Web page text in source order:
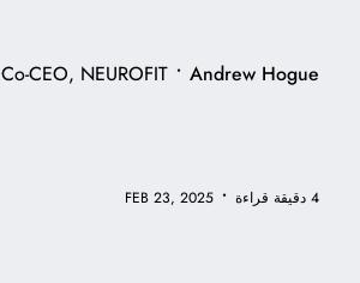
Andrew Hogue
•
Co-CEO, NEUROFIT
4 دقيقة قراءة •
FEB 23, 2025